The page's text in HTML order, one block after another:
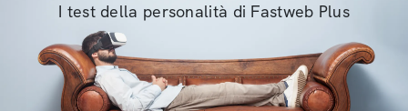
I test della personalità di Fastweb Plus